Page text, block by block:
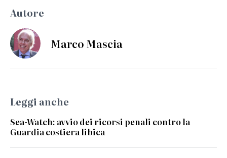
Autore
Marco Mascia
Leggi anche
Sea-Watch: avvio dei ricorsi penali contro la
Guardia costiera libica